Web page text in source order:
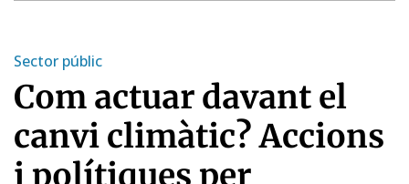
Sector públic
Com actuar davant el
canvi climàtic? Accions
i polítiques per